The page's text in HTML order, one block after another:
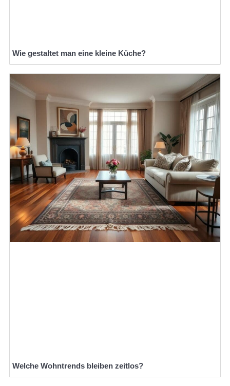
Wie gestaltet man eine kleine Küche?
Welche Wohntrends bleiben zeitlos?